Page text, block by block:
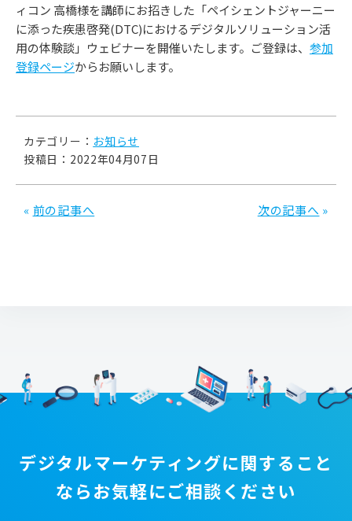
ィコン 高橋様を講師にお招きした「ペイシェントジャーニー
に添った疾患啓発(DTC)におけるデジタルソリューション活
用の体験談」ウェビナーを開催いたします。ご登録は、 参加
登録ページからお願いします。
カテゴリー： お知らせ
投稿日：2022年04月07日
« 前の記事へ 次の記事へ »
デジタルマーケティングに関すること
ならお気軽にご相談ください